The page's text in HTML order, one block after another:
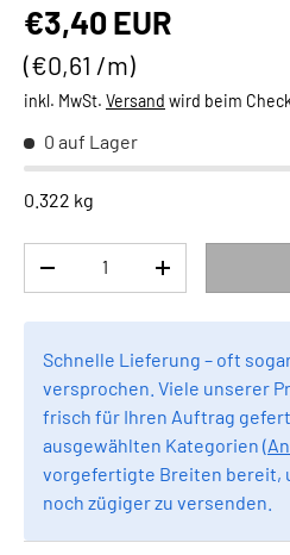
Normaler Preis
€3,40 EUR
Grundpreis
€0,61 /m
inkl. MwSt. Versand wird beim
0 auf Lager
0.322 kg
MENGE VERRINGERNMENGE ERHÖHEN
Schnelle Lieferung – oft
versprochen. Viele unserer
frisch für Ihren Auftrag
ausgewählten Kategorien (
vorgefertigte Breiten bereit,
noch zügiger zu versenden.